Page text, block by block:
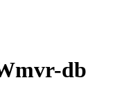
db